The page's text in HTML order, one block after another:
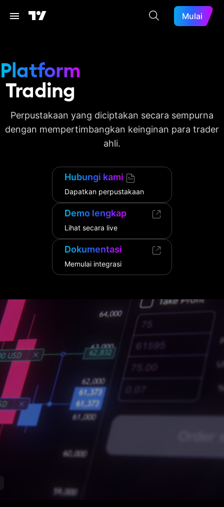
Mulai
Platform
Trading
Perpustakaan yang diciptakan secara sempurna
dengan mempertimbangkan keinginan para trader
ahli.
Hubungi kami
Dapatkan perpustakaan
Demo lengkap
Lihat secara live
Dokumentasi
Memulai integrasi